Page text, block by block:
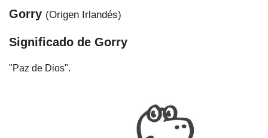
Bebé
Niños
Gorry (Origen Irlandés)
Significado de Gorry
"Paz de Dios".